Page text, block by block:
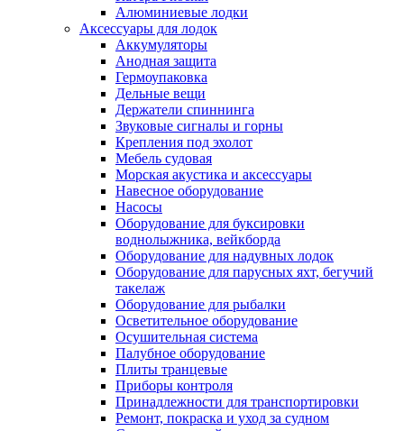
Алюминиевые лодки
Аксессуары для лодок
Аккумуляторы
Анодная защита
Гермоупаковка
Дельные вещи
Держатели спиннинга
Звуковые сигналы и горны
Крепления под эхолот
Мебель судовая
Морская акустика и аксессуары
Навесное оборудование
Насосы
Оборудование для буксировки
воднолыжника, вейкборда
Оборудование для надувных лодок
Оборудование для парусных яхт, бегучий
такелаж
Оборудование для рыбалки
Осветительное оборудование
Осушительная система
Палубное оборудование
Плиты транцевые
Приборы контроля
Принадлежности для транспортировки
Ремонт, покраска и уход за судном